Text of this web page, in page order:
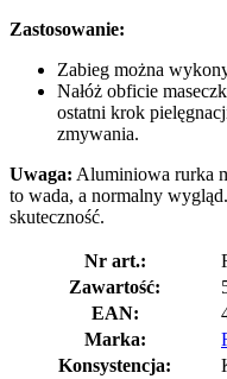
Zastosowanie:
Zabieg można
Nałóż obficie
ostatni krok
zmywania.
Uwaga: Aluminiowa rurka
to wada, a normalny
skuteczność.
Nr art.:
Zawartość:
EAN:
Marka:
Konsystencja: